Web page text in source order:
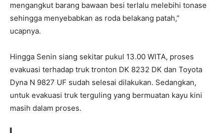
mengangkut barang bawaan besi terlalu melebihi tonase
sehingga menyebabkan as roda belakang patah,”
ucapnya.
Hingga Senin siang sekitar pukul 13.00 WITA, proses
evakuasi terhadap truk tronton DK 8232 DK dan Toyota
Dyna N 9827 UF sudah selesai dilakukan. Sedangkan,
untuk evakuasi truk terguling yang bermuatan kayu kini
masih dalam proses.